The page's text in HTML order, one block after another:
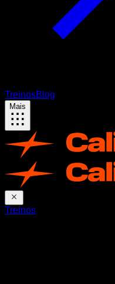
TreinosBlog
Mais
Treinos